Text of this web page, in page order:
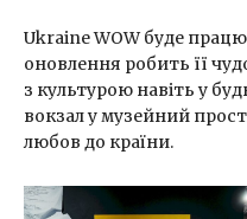
Ukraine WOW буде
оновлення робить її
з культурою навіть у
вокзал у музейний
любов до країни.